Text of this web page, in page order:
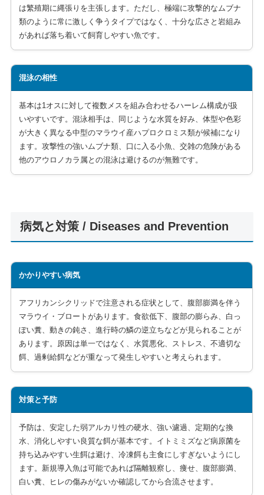
は繁殖期に縄張りを主張します。ただし、極端に攻撃的なムブナ
類のように常に激しく争うタイプではなく、十分な広さと岩組み
があれば落ち着いて飼育しやすい魚です。
混泳の相性
基本は1オスに対して複数メスを組み合わせるハーレム構成が扱
いやすいです。混泳相手は、同じような水質を好み、体型や色彩
が大きく異なる中型のマラウイ産ハプロクロミス類が候補になり
ます。攻撃性の強いムブナ類、口に入る小魚、交雑の危険がある
他のアウロノカラ属との混泳は避けるのが無難です。
病気と対策 / Diseases and Prevention
かかりやすい病気
アフリカンシクリッドで注意される症状として、腹部膨満を伴う
マラウイ・ブロートがあります。食欲低下、腹部の膨らみ、白っ
ぽい糞、動きの鈍さ、進行時の鱗の逆立ちなどが見られることが
あります。原因は単一ではなく、水質悪化、ストレス、不適切な
餌、過剰給餌などが重なって発生しやすいと考えられます。
対策と予防
予防は、安定した弱アルカリ性の硬水、強い濾過、定期的な換
水、消化しやすい良質な餌が基本です。イトミミズなど病原菌を
持ち込みやすい生餌は避け、冷凍餌も主食にしすぎないようにし
ます。新規導入魚は可能であれば隔離観察し、痩せ、腹部膨満、
白い糞、ヒレの傷みがないか確認してから合流させます。